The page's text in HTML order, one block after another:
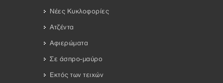
Νέες Κυκλοφορίες
Ατζέντα
Αφιερώματα
Σε άσπρο-μαύρο
Εκτός των τειχών